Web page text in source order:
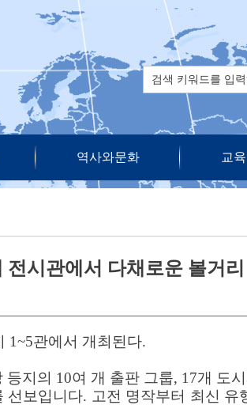
역사와문화 교육
시관에서 다채로운 볼거리
1~5관에서 개최된다.
지의 10여 개 출판 그룹, 17개 도
보입니다. 고전 명작부터 최신